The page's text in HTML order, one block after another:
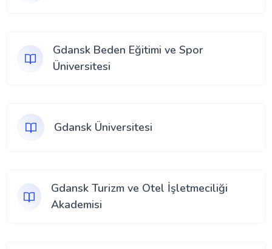
Gdansk Beden Eğitimi ve Spor
Üniversitesi
Gdansk Üniversitesi
Gdansk Turizm ve Otel İşletmeciliği
Akademisi